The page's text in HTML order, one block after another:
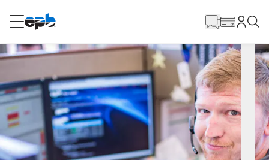
RESIDENCIAL
Internet
Energía
principal